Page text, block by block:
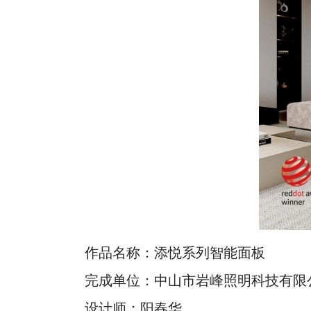
作品名称：添悦系列智能面板
完成单位：中山市岩峰照明科技有限